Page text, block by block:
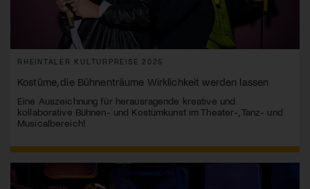
RHEINTALER KULTURPREISE 2025
Kostüme, die Bühnenträume Wirklichkeit werden lassen
Eine Auszeichnung für herausragende kreative und
kollaborative Bühnen- und Kostümkunst im Theater-, Tanz- und
Musicalbereich!